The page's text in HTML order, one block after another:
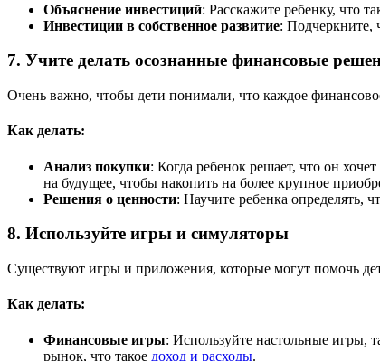
Объяснение инвестиций: Расскажите ребенку, что
Инвестиции в собственное развитие: Подчеркните,
7. Учите делать осознанные финансовые
Очень важно, чтобы дети понимали, что каждое
Как делать:
Анализ покупки: Когда ребенок решает, что он
на будущее, чтобы накопить на более крупное
Решения о ценности: Научите ребенка
8. Используйте игры и симуляторы
Существуют игры и приложения, которые могут помочь
Как делать:
Финансовые игры: Используйте настольные игры,
рынок, что такое доход и расходы.